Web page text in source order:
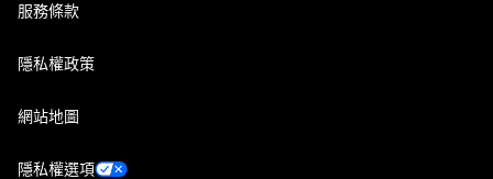
服務條款
隱私權政策
網站地圖
隱私權選項